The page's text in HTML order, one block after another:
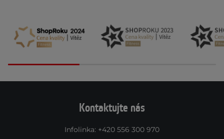
Kontaktujte nás
Infolinka: +420 556 300 970